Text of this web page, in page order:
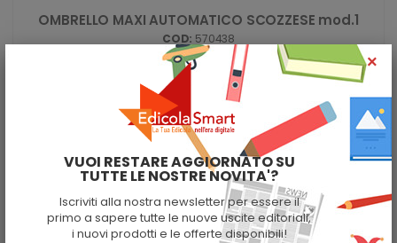
VUOI RESTARE AGGIORNATO SU
TUTTE LE NOSTRE NOVITA'?
Iscriviti alla nostra newsletter per essere il
primo a sapere tutte le nuove uscite editoriali,
i nuovi prodotti e le offerte disponibili!
×
OMBRELLO MAXI AUTOMATICO SCOZZESE mod.1
COD: 570438
€ 7,90
IVA COMPRESA
AGGIUNGI AL CARRELLO
SCOPRI I DETTAGLI